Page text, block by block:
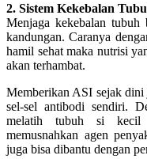
2. Sistem Kekebalan
Menjaga kekebalan
kandungan. Caranya
hamil sehat maka nutrisi
akan terhambat.
Memberikan ASI sejak dini
sel-sel antibodi sendiri.
melatih tubuh si kecil
memusnahkan agen
juga bisa dibantu dengan